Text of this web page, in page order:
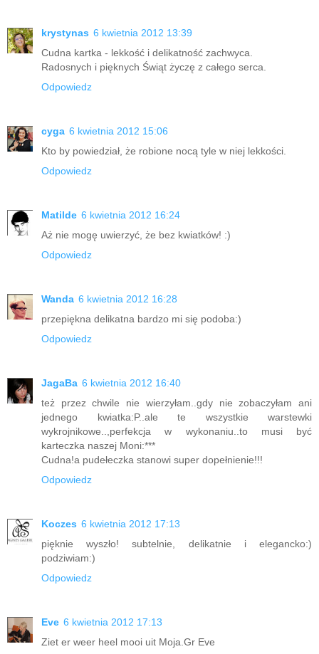
krystynas 6 kwietnia 2012 13:39
Cudna kartka - lekkość i delikatność zachwyca.
Radosnych i pięknych Świąt życzę z całego serca.
Odpowiedz
cyga 6 kwietnia 2012 15:06
Kto by powiedział, że robione nocą tyle w niej lekkości.
Odpowiedz
Matilde 6 kwietnia 2012 16:24
Aż nie mogę uwierzyć, że bez kwiatków! :)
Odpowiedz
Wanda 6 kwietnia 2012 16:28
przepiękna delikatna bardzo mi się podoba:)
Odpowiedz
JagaBa 6 kwietnia 2012 16:40
też przez chwile nie wierzyłam..gdy nie zobaczyłam ani
jednego kwiatka:P..ale te wszystkie warstewki
wykrojnikowe..,perfekcja w wykonaniu..to musi być
karteczka naszej Moni:***
Cudna!a pudełeczka stanowi super dopełnienie!!!
Odpowiedz
Koczes 6 kwietnia 2012 17:13
pięknie wyszło! subtelnie, delikatnie i elegancko:)
podziwiam:)
Odpowiedz
Eve 6 kwietnia 2012 17:13
Ziet er weer heel mooi uit Moja.Gr Eve